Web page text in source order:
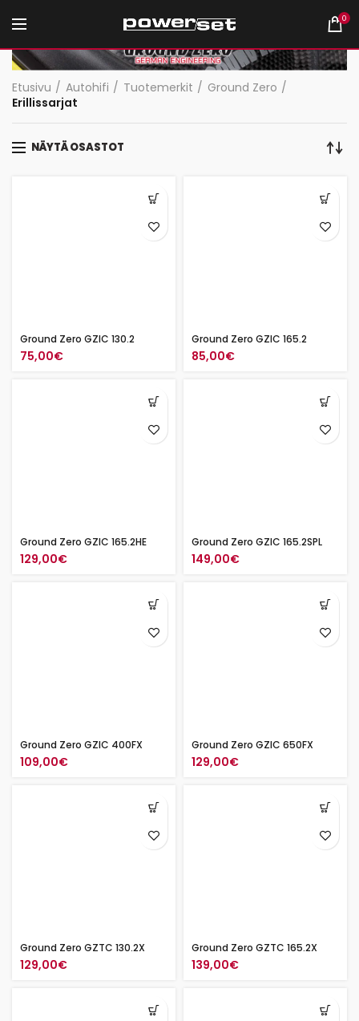
0
Etusivu Autohifi Tuotemerkit
Ground Zero
Erillissarjat
NÄYTÄ OSASTOT
Ground Zero GZIC 130.2
75,00€
Ground Zero GZIC 165.2
85,00€
Ground Zero GZIC 165.2HE
129,00€
Ground Zero GZIC 165.2SPL
149,00€
Ground Zero GZIC 400FX
109,00€
Ground Zero GZIC 650FX
129,00€
Ground Zero GZTC 130.2X
129,00€
Ground Zero GZTC 165.2X
139,00€